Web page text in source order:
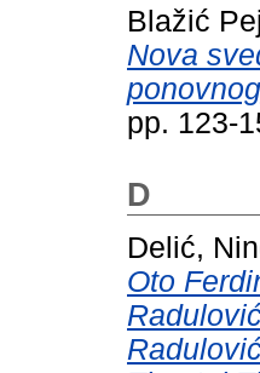
Blažić
Nova
pp. 123-
D
Delić,
Oto